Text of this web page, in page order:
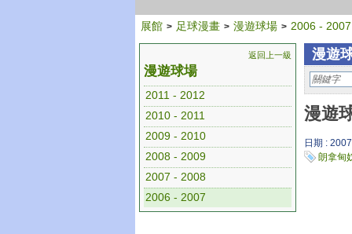
展館 > 足球漫畫 > 漫遊球場 > 2006 - 2007
返回上一級
漫遊球場
2011 - 2012
2010 - 2011
2009 - 2010
2008 - 2009
2007 - 2008
2006 - 2007
漫遊
漫遊
日期 :
朗拿甸